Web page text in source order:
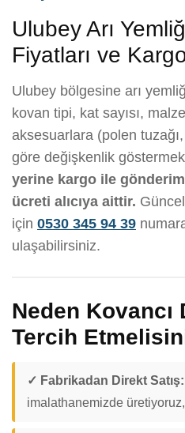
Ulubey Arı
Fiyatları ve
Ulubey bölgesine arı
kovan tipi, kat sayısı,
aksesuarlara (polen
göre değişkenlik
yerine kargo ile gönderim
ücreti alıcıya aittir.
için 0530 345 94 39
ulaşabilirsiniz.
Neden Kovancı
Tercih
✓ Fabrikadan Direkt Satış:
imalathanemizde üretiyoruz,